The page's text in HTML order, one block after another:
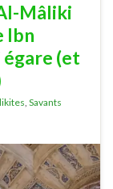
Mâliki
Ibn
égare (et
, Savants